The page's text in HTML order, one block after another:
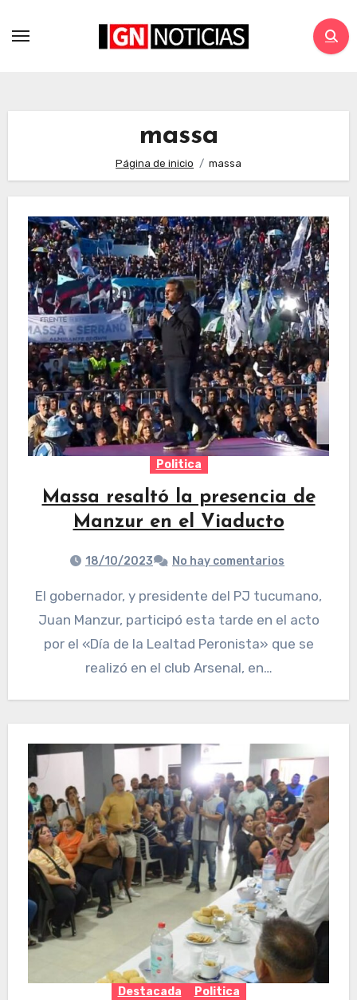
massa
Página de inicio massa
Politica
Massa resaltó la presencia de
Manzur en el Viaducto
18/10/2023 No hay comentarios
El gobernador, y presidente del PJ tucumano,
Juan Manzur, participó esta tarde en el acto
por el «Día de la Lealtad Peronista» que se
realizó en el club Arsenal, en…
Destacada Politica